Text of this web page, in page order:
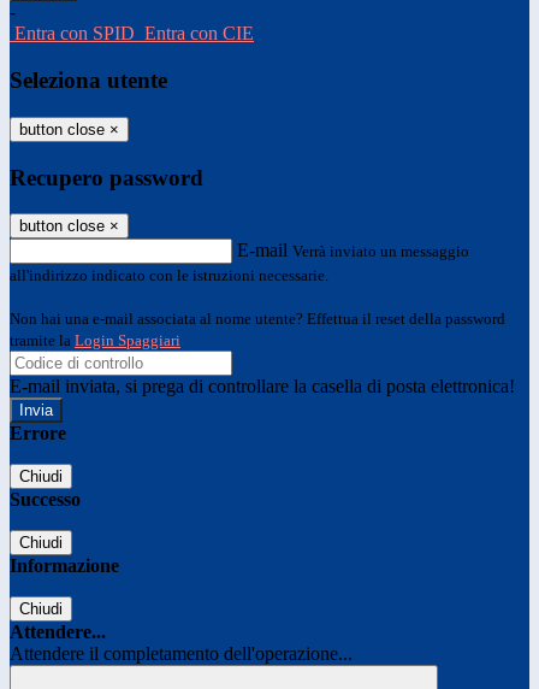
-
Entra con SPID Entra con CIE
Seleziona utente
button close ×
Recupero password
button close ×
E-mail Verrà inviato un messaggio
all'indirizzo indicato con le istruzioni necessarie.
Non hai una e-mail associata al nome utente? Effettua il reset della password
tramite la Login Spaggiari
E-mail inviata, si prega di controllare la casella di posta elettronica!
Errore
Chiudi
Successo
Chiudi
Informazione
Chiudi
Attendere...
Attendere il completamento dell'operazione...